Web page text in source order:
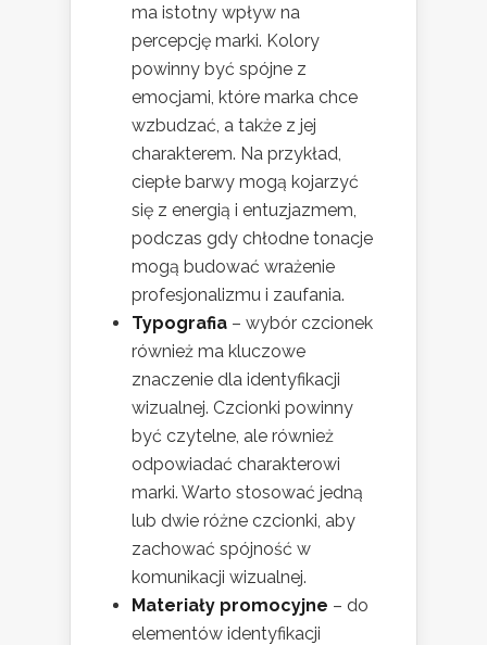
ma istotny wpływ na
percepcję marki. Kolory
powinny być spójne z
emocjami, które marka chce
wzbudzać, a także z jej
charakterem. Na przykład,
ciepłe barwy mogą kojarzyć
się z energią i entuzjazmem,
podczas gdy chłodne tonacje
mogą budować wrażenie
profesjonalizmu i zaufania.
Typografia – wybór czcionek
również ma kluczowe
znaczenie dla identyfikacji
wizualnej. Czcionki powinny
być czytelne, ale również
odpowiadać charakterowi
marki. Warto stosować jedną
lub dwie różne czcionki, aby
zachować spójność w
komunikacji wizualnej.
Materiały promocyjne – do
elementów identyfikacji